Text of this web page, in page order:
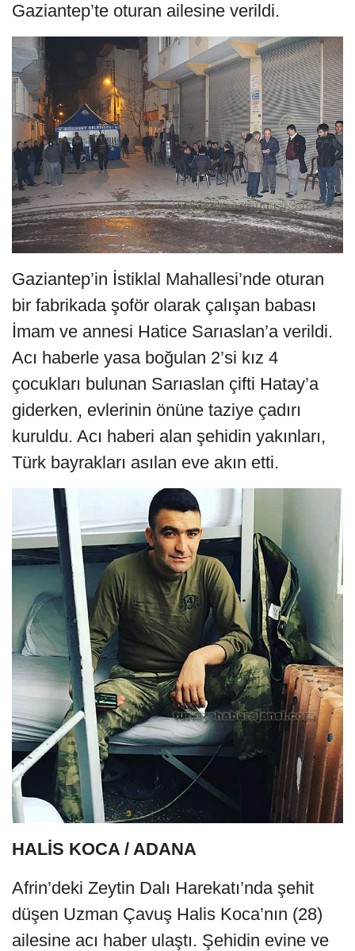
Gaziantep’te oturan ailesine verildi.
Gaziantep’in İstiklal Mahallesi’nde oturan
bir fabrikada şoför olarak çalışan babası
İmam ve annesi Hatice Sarıaslan’a verildi.
Acı haberle yasa boğulan 2’si kız 4
çocukları bulunan Sarıaslan çifti Hatay’a
giderken, evlerinin önüne taziye çadırı
kuruldu. Acı haberi alan şehidin yakınları,
Türk bayrakları asılan eve akın etti.
HALİS KOCA / ADANA
Afrin’deki Zeytin Dalı Harekatı’nda şehit
düşen Uzman Çavuş Halis Koca’nın (28)
ailesine acı haber ulaştı. Şehidin evine ve